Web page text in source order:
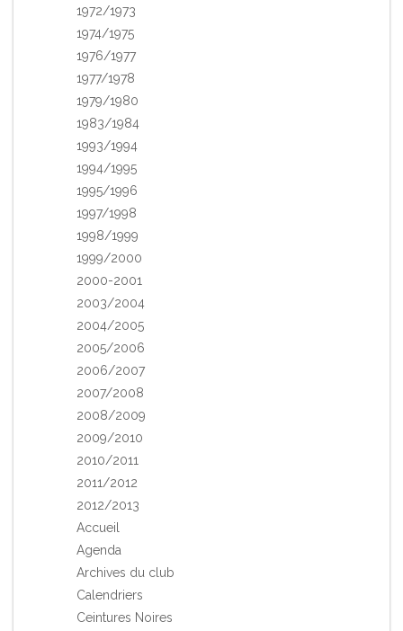
1972/1973
1974/1975
1976/1977
1977/1978
1979/1980
1983/1984
1993/1994
1994/1995
1995/1996
1997/1998
1998/1999
1999/2000
2000-2001
2003/2004
2004/2005
2005/2006
2006/2007
2007/2008
2008/2009
2009/2010
2010/2011
2011/2012
2012/2013
Accueil
Agenda
Archives du club
Calendriers
Ceintures Noires